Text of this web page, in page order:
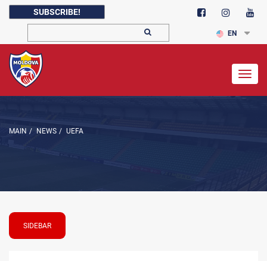
SUBSCRIBE!
EN
MAIN / NEWS / UEFA
SIDEBAR